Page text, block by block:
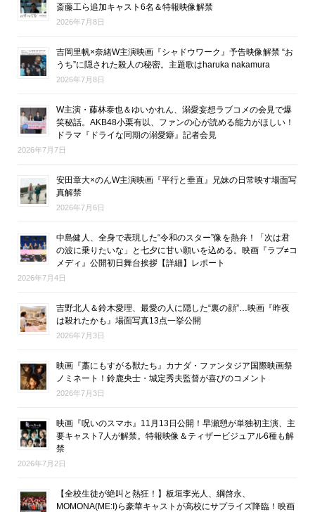
斎藤工ら追加キャスト6名＆特報映像解禁
2026年7月8日
吉岡里帆×奈緒W主演映画『シャドウワーク』予告映像解禁 “お
うち”に隠された殺人の秘密。主題歌はharuka nakamura
2026年7月8日
W主演・藤林泰也＆ゆいかれん、溺愛妄想ラブコメの会見で爆
笑秘話。AKB48小栗有以、ファンの心が読める能力がほしい！
ドラマ『ドライな同期の溺愛癖』記者会見
2026年7月7日
安田章大×のんW主演映画『平行と垂直』兄妹の日常映す場面写
真解禁
2026年7月6日
中島健人、全身で表現した“令和のスター”像を熱弁！「次は君
の波に乗りたいな」と七夕に甘い願いを込める。映画『ラブ≠コ
メディ』公開初日舞台挨拶【詳細】レポート
2026年7月4日
吉野北人＆鈴木愛理、最愛の人に隠した“裏の顔”…映画『昨夜
は殺れたかも』場面写真13点一挙公開
2026年7月3日
映画『藁にもすがる獣たち』カナダ・ファンタジア国際映画祭
ノミネート！鈴鹿央士・城定秀夫監督が喜びのコメント
2026年7月3日
映画『呪いのスマホ』11月13日公開！早瀬憩が単独初主演、主
要キャスト7人が解禁。特報映像＆ティザービジュアル6種も解
禁
2026年7月2日
【全校生徒が絶叫と熱狂！】板垣李光人、綱啓永、
MOMONA(ME:I)ら豪華キャストが高校にサプライズ降臨！映画